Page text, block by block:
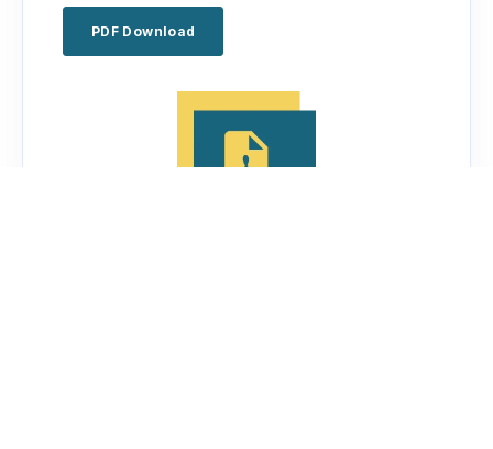
PDF Download